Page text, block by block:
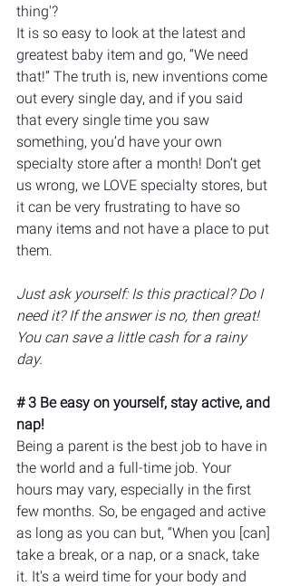
thing'?
It is so easy to look at the latest and
greatest baby item and go, “We need
that!” The truth is, new inventions come
out every single day, and if you said
that every single time you saw
something, you’d have your own
specialty store after a month! Don’t get
us wrong, we LOVE specialty stores, but
it can be very frustrating to have so
many items and not have a place to put
them.
Just ask yourself: Is this practical? Do I
need it? If the answer is no, then great!
You can save a little cash for a rainy
day.
# 3 Be easy on yourself, stay active, and
nap!
Being a parent is the best job to have in
the world and a full-time job. Your
hours may vary, especially in the first
few months. So, be engaged and active
as long as you can but, “When you [can]
take a break, or a nap, or a snack, take
it. It's a weird time for your body and